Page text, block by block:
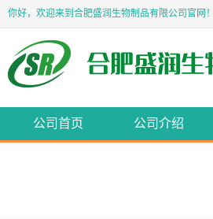
你好，欢迎来到合肥盛润生物制品有限公司官网！
公司首页 公司介绍